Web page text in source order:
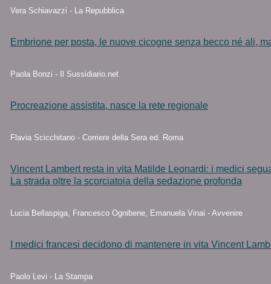
Vera Schiavazzi - La Repubblica
Embrione per posta, le nuove cicogne senza becco né ali,
Paola Bonzi - Il Sussidiario.net
Procreazione assistita, nasce la rete regionale
Flavia Scicchitano - Corriere della Sera ed. Roma
Vincent Lambert resta in vita Matilde Leonardi: i medici
La strada oltre la scorciatoia della sedazione profonda
Lucia Bellaspiga, Francesco Ognibene, Emanuela Vinai - Avvenire
I medici francesi decidono di mantenere in vita Vincent
Paolo Levi - La Stampa